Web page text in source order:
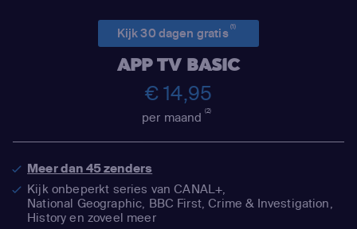
Kijk 30 dagen gratis(1)
APP TV BASIC
€ 14,95
per maand(2)
Meer dan 45 zenders
Kijk onbeperkt series van CANAL+,
National Geographic, BBC First, Crime & Investigation,
History en zoveel meer